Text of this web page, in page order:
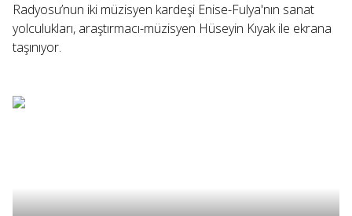
Radyosu’nun iki müzisyen kardeşi Enise-Fulya'nın sanat
yolculukları, araştırmacı-müzisyen Hüseyin Kıyak ile ekrana
taşınıyor.